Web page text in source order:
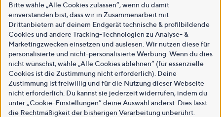
Bitte wähle „Alle Cookies zulassen“, wenn du damit
einverstanden bist, dass wir in Zusammenarbeit mit
Drittanbietern auf deinem Endgerät technische & profilbildende
Cookies und andere Tracking-Technologien zu Analyse- &
Marketingzwecken einsetzen und auslesen. Wir nutzen diese für
personalisierte und nicht-personalisierte Werbung. Wenn du dies
nicht wünschst, wähle „Alle Cookies ablehnen“ (für essenzielle
Cookies ist die Zustimmung nicht erforderlich). Deine
Zustimmung ist freiwillig und für die Nutzung dieser Webseite
nicht erforderlich. Du kannst sie jederzeit widerrufen, indem du
unter „Cookie-Einstellungen“ deine Auswahl änderst. Dies lässt
die Rechtmäßigkeit der bisherigen Verarbeitung unberührt.